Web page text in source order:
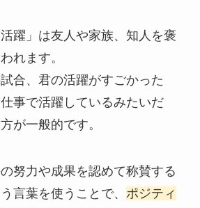
躍」は友人や家族、知人を褒
れます。
合、君の活躍がすごかった
事で活躍しているみたいだ
が一般的です。
努力や成果を認めて称賛する
言葉を使うことで、 ポジティ